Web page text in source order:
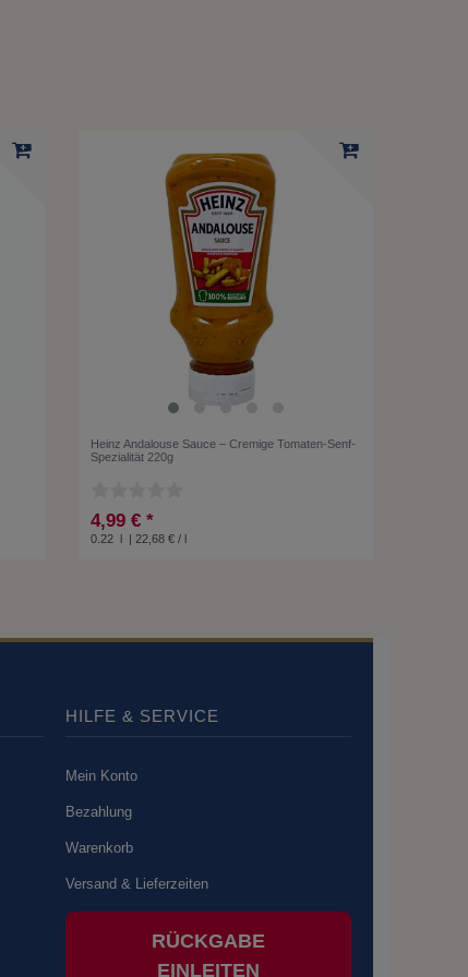
Heinz Andalouse Sauce – Cremige Tomaten-Senf-
Spezialität 220g
4,99 € *
0.22 | 22,68 € / l
HILFE & SERVICE
Mein Konto
Bezahlung
Warenkorb
Versand & Lieferzeiten
RÜCKGABE
EINLEITEN